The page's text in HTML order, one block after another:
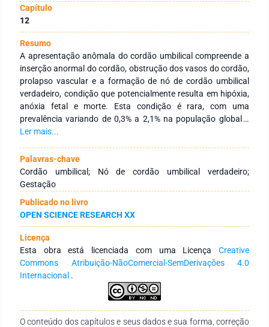
Capítulo
12
Resumo
A apresentação anômala do cordão umbilical compreende a
inserção anormal do cordão, obstrução dos vasos do cordão,
prolapso vascular e a formação de nó de cordão umbilical
verdadeiro, condição que potencialmente resulta em hipóxia,
anóxia fetal e morte. Esta condição é rara, com uma
prevalência variando de 0,3% a 2,1% na população global e
apresenta risco de complicações e morte fetal intrauterina. O
tema através do relato de caso de recém-nascido com a
condição de um nó verdadeiro e duplo de cordão umbilical,
condição incomum para a apresentação do nó de cordão
umbilical .
Ler mais...
Palavras-chave
Cordão umbilical; Nó de cordão umbilical verdadeiro;
Gestação
Publicado no livro
OPEN SCIENCE RESEARCH XX
Licença
Esta obra está licenciada com uma Licença Creative
Commons Atribuição-NãoComercial-SemDerivações 4.0
Internacional .
O conteúdo dos capítulos e seus dados e sua forma, correção